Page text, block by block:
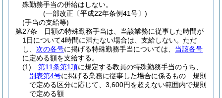
殊勤務手当の併給はしない。
(一部改正〔平成22年条例41号〕)
(手当の支給等)
第27条
日額の特殊勤務手当は、当該業務に従事した時間が
1日について4時間に満たない場合は、支給しない。 ただ
し、 次の各号に掲げる特殊勤務手当については、 当該各号
に定める額を支給する。
(1)
第11条第1項に規定する教員の特殊勤務手当のうち、
別表第4号に掲げる業務に従事した場合に係るもの 規則
で定める区分に応じて、3,600円を超えない範囲内で規則
で定める額